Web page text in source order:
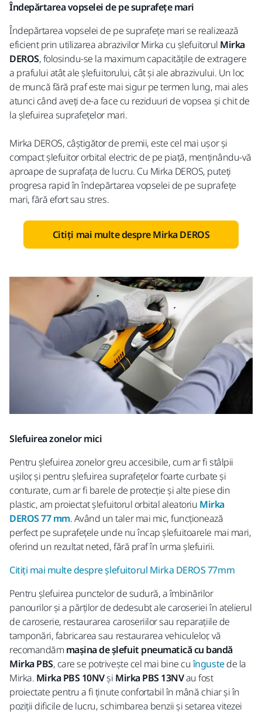
Îndepărtarea vopselei de pe suprafețe mari
Îndepărtarea vopselei de pe suprafețe mari se realizează
eficient prin utilizarea abrazivilor Mirka cu șlefuitorul Mirka
DEROS, folosindu-se la maximum capacitățile de extragere
a prafului atât ale șlefuitorului, cât și ale abrazivului. Un loc
de muncă fără praf este mai sigur pe termen lung, mai ales
atunci când aveți de-a face cu reziduuri de vopsea și chit de
la șlefuirea suprafețelor mari.
Mirka DEROS, câștigător de premii, este cel mai ușor și
compact șlefuitor orbital electric de pe piață, menținându-vă
aproape de suprafața de lucru. Cu Mirka DEROS, puteți
progresa rapid în îndepărtarea vopselei de pe suprafețe
mari, fără efort sau stres.
Citiți mai multe despre Mirka DEROS
Slefuirea zonelor mici
Pentru șlefuirea zonelor greu accesibile, cum ar fi stâlpii
ușilor, și pentru șlefuirea suprafețelor foarte curbate și
conturate, cum ar fi barele de protecție și alte piese din
plastic, am proiectat șlefuitorul orbital aleatoriu Mirka
DEROS 77 mm. Având un taler mai mic, funcționează
perfect pe suprafețele unde nu încap șlefuitoarele mai mari,
oferind un rezultat neted, fără praf în urma șlefuirii.
Citiți mai multe despre șlefuitorul Mirka DEROS 77mm
Pentru șlefuirea punctelor de sudură, a îmbinărilor
panourilor și a părților de dedesubt ale caroseriei în atelierul
de caroserie, restaurarea caroseriilor sau reparațiile de
tamponări, fabricarea sau restaurarea vehiculelor, vă
recomandăm mașina de șlefuit pneumatică cu bandă
Mirka PBS, care se potrivește cel mai bine cuîngustede la
Mirka. Mirka PBS 10NVși Mirka PBS 13NVau fost
proiectate pentru a fi ținute confortabil în mână chiar și în
poziții dificile de lucru, schimbarea benzii și setarea vitezei